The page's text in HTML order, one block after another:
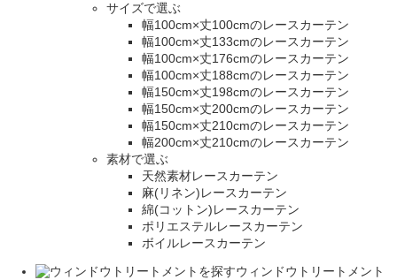
サイズで選ぶ
幅100cm×丈100cmのレースカーテン
幅100cm×丈133cmのレースカーテン
幅100cm×丈176cmのレースカーテン
幅100cm×丈188cmのレースカーテン
幅150cm×丈198cmのレースカーテン
幅150cm×丈200cmのレースカーテン
幅150cm×丈210cmのレースカーテン
幅200cm×丈210cmのレースカーテン
素材で選ぶ
天然素材レースカーテン
麻(リネン)レースカーテン
綿(コットン)レースカーテン
ポリエステルレースカーテン
ボイルレースカーテン
ウィンドウトリートメント